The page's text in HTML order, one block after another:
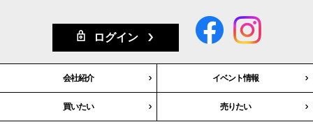
具体的には、以下の内容に従ってお客さま情報の取り扱いをいたします。
3．お客様の情報の利用目的
当社は、不動産についてのサービスをお客さまにご利用いただくにあた
ログイン
会社紹介 イベント情報
買いたい 売りたい